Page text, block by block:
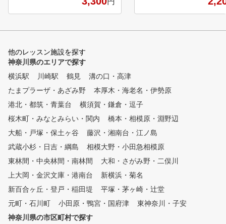
めてのゴルフ」、初心者～上級
者までは「お試しレッスン」を
生と一緒にレッスンを体験して
るかを迷っている場合でも、担
当のインストラクターがレッス
ン前に問診を行い、その方にあ
った体験レッスンをご案内いた
しますのでご安心ください。
「はじめてのゴルフ」では、ク
えし、ふり幅の異なる3つの基
本スイングを学んで頂きます。
7番アイアンで基本を覚えて頂
いたあとはドライバーまでチャ
レンジ。最後にスイングをタブ
レットで撮影し、2回のレッス
きます。 「お試しレッスン」
では、アカデミーの基本のスイ
ングをお伝えしながら今のお悩
を目指されている方には
他のレッスン施設を探す
神奈川県のエリアで探す
横浜駅
川崎駅 鶴見
溝の口・高津
たまプラーザ・あざみ野
本厚木・海老名・伊勢原
港北・都筑・青葉台
横須賀・鎌倉・逗子
桜木町・みなとみらい・関内
橋本・相模原・淵野辺
大船・戸塚・保土ヶ谷
藤沢・湘南台・江ノ島
武蔵小杉・日吉・綱島
相模大野・小田急相模原
東林間・中央林間・南林間
大和・さがみ野・二俣川
上大岡・金沢文庫・港南台
新横浜・菊名
新百合ヶ丘・登戸・稲田堤
平塚・茅ヶ崎・辻堂
元町・石川町
小田原・鴨宮・国府津
東神奈川・子安
神奈川県の市区町村で探す